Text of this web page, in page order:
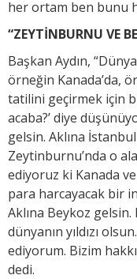
her ortam ben bunu
“ZEYTİNBURNU VE
Başkan Aydın,
örneğin Kanada’da,
tatilini geçirmek için
acaba?’ diye
gelsin. Aklına
Zeytinburnu’nda o
ediyoruz ki Kanada
para harcayacak bir
Aklına Beykoz
dünyanın yıldızı
ediyorum. Bizim
dedi.